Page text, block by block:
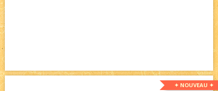
✦ NOUVEAU ✦